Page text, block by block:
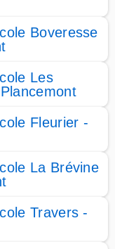
Boveresse
Les
Fleurier -
La Brévine
Travers -